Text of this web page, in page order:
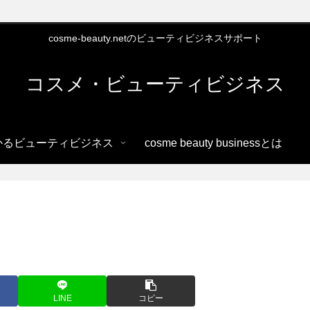
cosme-beauty.netのビューティビジネスサポート
コスメ・ビューティビジネス
ビューティビジネス cosme beauty businessとは
LINE コピー